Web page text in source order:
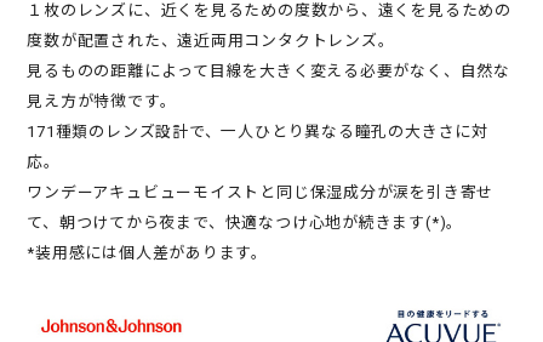
１枚のレンズに、近くを見るための度数から、遠くを見るための
度数が配置された、遠近両用コンタクトレンズ。
見るものの距離によって目線を大きく変える必要がなく、自然な
見え方が特徴です。
171種類のレンズ設計で、一人ひとり異なる瞳孔の大きさに対
応。
ワンデーアキュビューモイストと同じ保湿成分が涙を引き寄せ
て、朝つけてから夜まで、快適なつけ心地が続きます(*)。
*装用感には個人差があります。